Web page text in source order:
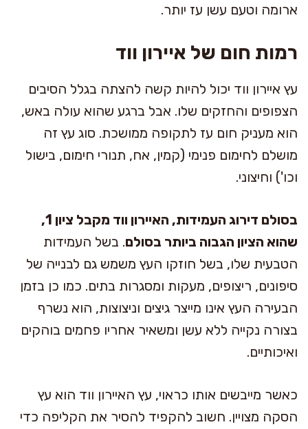
ארומה וטעם עשן עז יותר.
רמות חום של איירון ווד
עץ איירון ווד יכול להיות קשה להצתה בגלל הסיבים
הצפופים והחזקים שלו. אבל ברגע שהוא עולה באש,
הוא מעניק חום עז לתקופה ממושכת. סוג עץ זה
מושלם לחימום פנימי (קמין, אח, תנורי חימום, בישול
וכו') וחיצוני.
בסולם דירוג העמידות, האיירון ווד מקבל ציון 1,
שהוא הציון הגבוה ביותר בסולם. בשל העמידות
הטבעית שלו, בשל חוזקו העץ משמש גם לבנייה של
סיפונים, ריצופים, מעקות ומסגרות בתים. כמו כן בזמן
הבעירה העץ אינו מייצר גיצים וניצוצות, הוא נשרף
בצורה נקייה ללא עשן ומשאיר אחריו פחמים בוהקים
ואיכותיים.
כאשר מייבשים אותו כראוי, עץ האיירון ווד הוא עץ
הסקה מצויין. חשוב להקפיד להסיר את הקליפה כדי